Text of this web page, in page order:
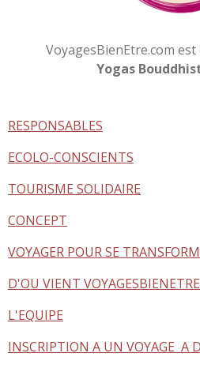
VoyagesBienEtre.com
Yogas
RESPONSABLES
ECOLO-CONSCIENTS
TOURISME SOLIDAIRE
CONCEPT
VOYAGER POUR SE
D'OU VIENT
L'EQUIPE
INSCRIPTION A UN VOYAGE A